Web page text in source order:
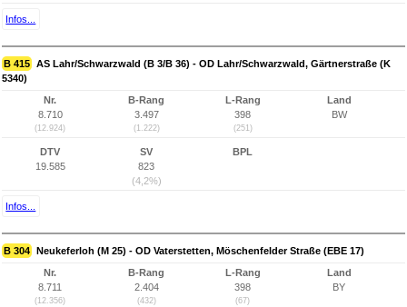
Infos...
B 415 AS Lahr/Schwarzwald (B 3/B 36) - OD Lahr/Schwarzwald, Gärtnerstraße (K
5340)
Nr.
8.710
(12.924)
B-Rang
3.497
(1.222)
L-Rang
398
(251)
Land
BW
DTV
19.585
SV
823
(4,2%)
BPL
Infos...
B 304 Neukeferloh (M 25) - OD Vaterstetten, Möschenfelder Straße (EBE 17)
Nr.
8.711
(12.356)
B-Rang
2.404
(432)
L-Rang
398
(67)
Land
BY